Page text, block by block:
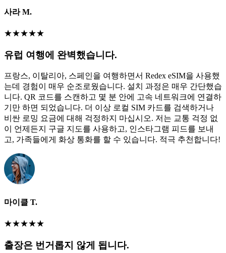
사라 M.
★★★★★
유럽 여행에 완벽했습니다.
프랑스, 이탈리아, 스페인을 여행하면서 Redex eSIM을 사용했
는데 경험이 매우 순조로웠습니다. 설치 과정은 매우 간단했습
니다. QR 코드를 스캔하고 몇 분 안에 고속 네트워크에 연결하
기만 하면 되었습니다. 더 이상 로컬 SIM 카드를 검색하거나
비싼 로밍 요금에 대해 걱정하지 마십시오. 저는 교통 걱정 없
이 언제든지 구글 지도를 사용하고, 인스타그램 피드를 보내
고, 가족들에게 화상 통화를 할 수 있습니다. 적극 추천합니다!
마이클 T.
★★★★★
출장은 번거롭지 않게 됩니다.